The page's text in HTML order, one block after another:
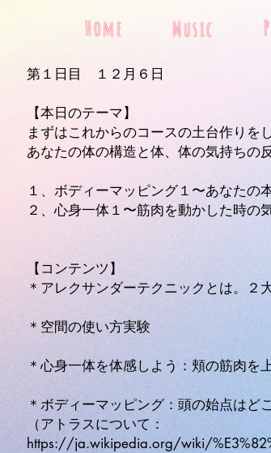
Home Music
​第１日目 １２月６日
【本日のテーマ】
まずはこれからのコースの土台作りを
あなたの体の構造と体、体の気持ちの
１、ボディーマッピング１〜あなたの
２、心身一体１〜筋肉を動かした時の
【コンテンツ】
＊アレクサンダーテクニックとは。２
＊空間の使い方実験
＊心身一体を体感しよう：頬の筋肉を
＊ボディーマッピング：頭の始点はど
（アトラスについて：
https://ja.wikipedia.org/wiki/